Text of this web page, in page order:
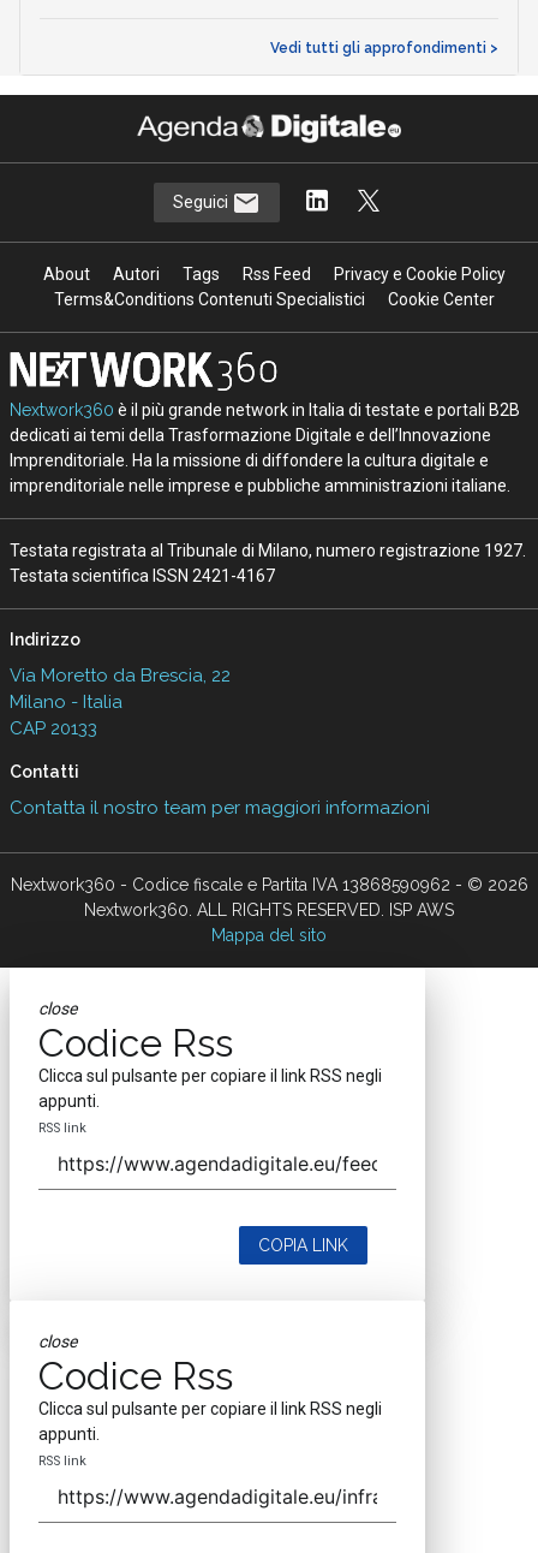
Vedi tutti gli approfondimenti >
Seguici
About Autori Tags Rss Feed
Privacy e Cookie Policy
Terms&Conditions Contenuti Specialistici
Cookie Center
Nextwork360 è il più grande network in Italia di testate e portali B2B
dedicati ai temi della Trasformazione Digitale e dell’Innovazione
Imprenditoriale. Ha la missione di diffondere la cultura digitale e
imprenditoriale nelle imprese e pubbliche amministrazioni italiane.
Testata registrata al Tribunale di Milano, numero registrazione 1927.
Testata scientifica ISSN 2421-4167
Indirizzo
Via Moretto da Brescia, 22
Milano - Italia
CAP 20133
Contatti
Contatta il nostro team per maggiori informazioni
Nextwork360 - Codice fiscale e Partita IVA 13868590962 - © 2026
Nextwork360. ALL RIGHTS RESERVED. ISP AWS
Mappa del sito
close
Codice Rss
Clicca sul pulsante per copiare il link RSS negli
appunti.
RSS link
COPIA LINK
close
Codice Rss
Clicca sul pulsante per copiare il link RSS negli
appunti.
RSS link